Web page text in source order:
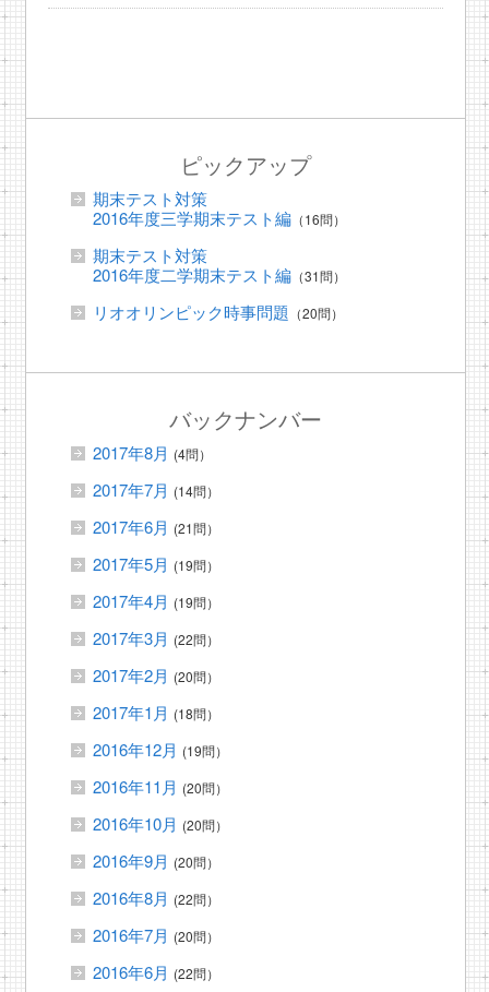
ピックアップ
期末テスト対策
2016年度三学期末テスト編（16問）
期末テスト対策
2016年度二学期末テスト編（31問）
リオオリンピック時事問題 （20問）
バックナンバー
2017年8月 (4問）
2017年7月 (14問）
2017年6月 (21問）
2017年5月 (19問）
2017年4月 (19問）
2017年3月 (22問）
2017年2月 (20問）
2017年1月 (18問）
2016年12月 (19問）
2016年11月 (20問）
2016年10月 (20問）
2016年9月 (20問）
2016年8月 (22問）
2016年7月 (20問）
2016年6月 (22問）